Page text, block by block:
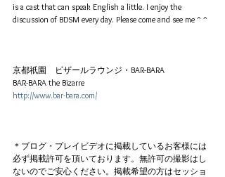
is a cast that can speak English a little. I enjoy the
discussion of BDSM every day. Please come and see me ^ ^
京都祇園　ビザールラウンジ・BAR-BARA
BAR-BARA the Bizarre
http://www.bar-bara.com/
＊ブログ・プレイビデオに掲載しているお客様には
必ず掲載許可を頂いております。無許可の撮影はし
ないのでご安心ください。掲載希望の方はセッショ